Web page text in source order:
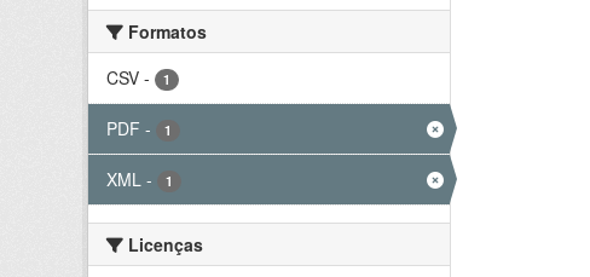
Formatos
CSV - 1
PDF - 1
XML - 1
Licenças